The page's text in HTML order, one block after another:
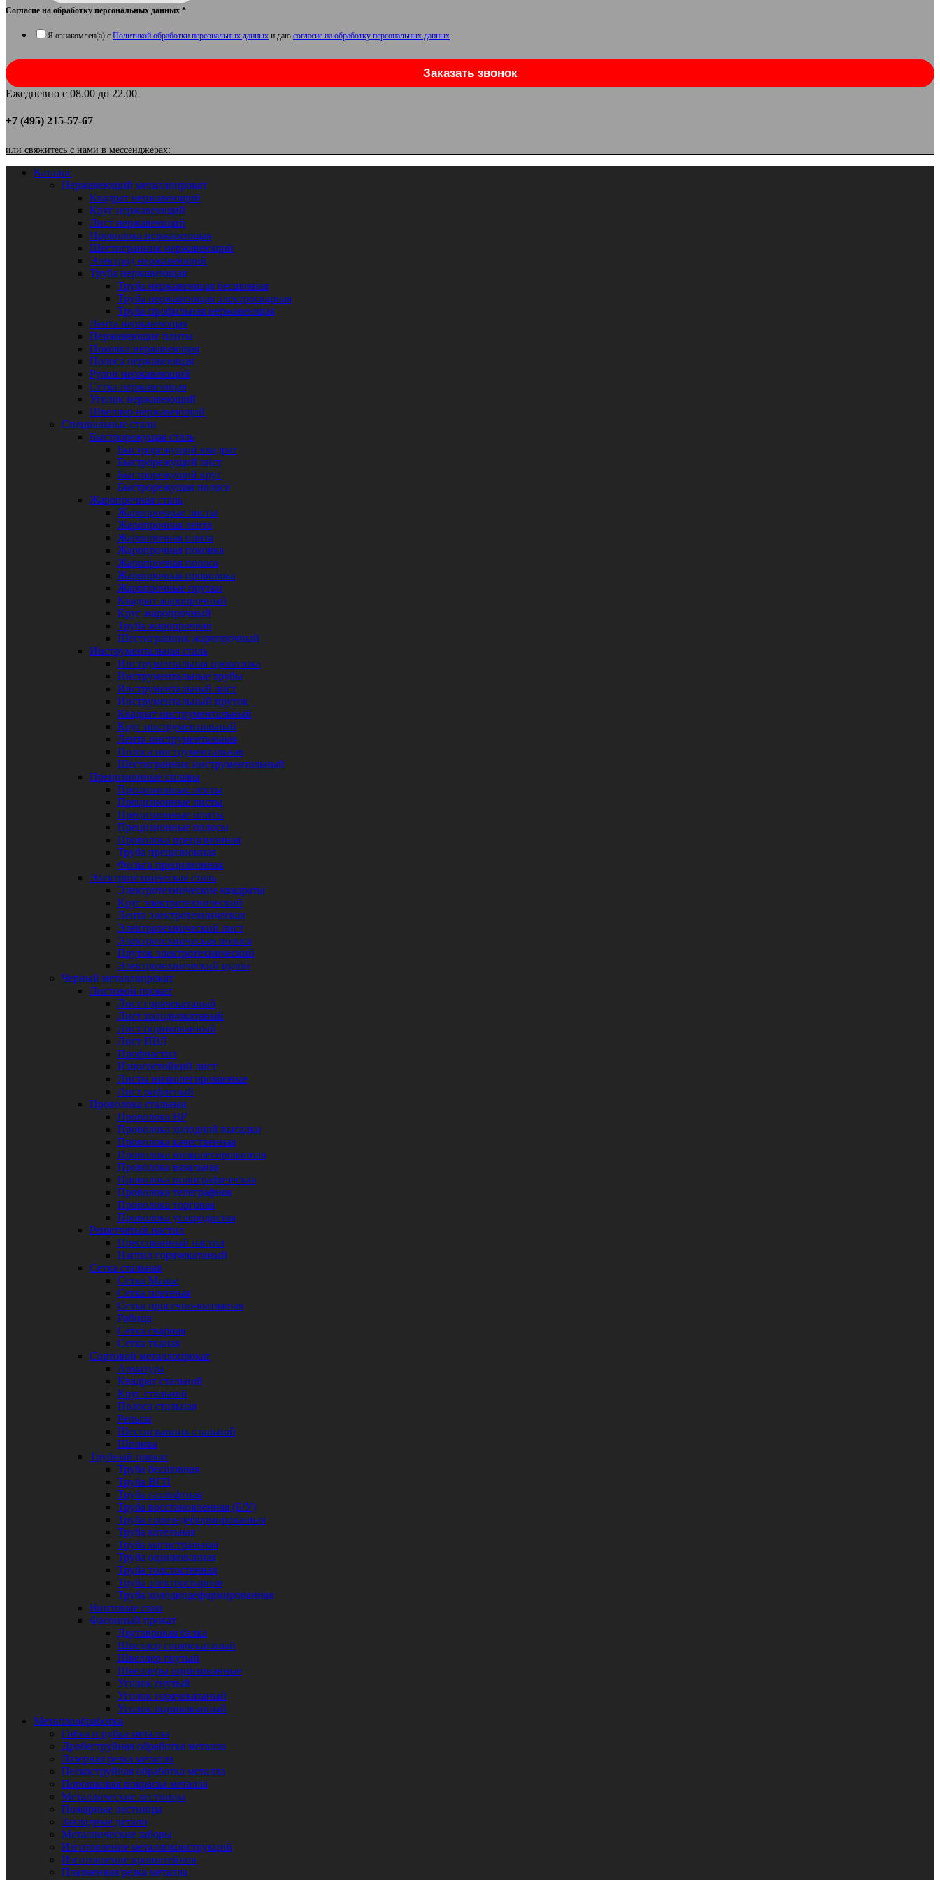
Согласие на обработку персональных данных *
Я ознакомлен(а) с Политикой обработки персональных данных и даю согласие на обработку персональных данных.
Заказать звонок
Ежедневно с 08.00 до 22.00
+7 (495) 215-57-67
или свяжитесь с нами в мессенджерах:
Каталог
Нержавеющий металлопрокат
Квадрат нержавеющий
Круг нержавеющий
Лист нержавеющий
Проволока нержавеющая
Шестигранник нержавеющий
Электрод нержавеющий
Труба нержавеющая
Труба нержавеющая бесшовная
Труба нержавеющая электросварная
Труба профильная нержавеющая
Лента нержавеющая
Нержавеющие плиты
Поковка нержавеющая
Полоса нержавеющая
Рулон нержавеющий
Сетка нержавеющая
Уголок нержавеющий
Швеллер нержавеющий
Специальные стали
Быстрорежущая сталь
Быстрорежущий квадрат
Быстрорежущий лист
Быстрорежущий круг
Быстрорежущая полоса
Жаропрочная сталь
Жаропрочные листы
Жаропрочная лента
Жаропрочная плита
Жаропрочная поковка
Жаропрочная полоса
Жаропрочная проволока
Жаропрочные прутки
Квадрат жаропрочный
Круг жаропрочный
Труба жаропрочная
Шестигранник жаропрочный
Инструментальная сталь
Инструментальная проволока
Инструментальные трубы
Инструментальный лист
Инструментальный пруток
Квадрат инструментальный
Круг инструментальный
Лента инструментальная
Полоса инструментальная
Шестигранник инструментальный
Прецизионные сплавы
Прецизионные ленты
Прецизионные листы
Прецизионные плиты
Прецизионные полосы
Проволока прецизионная
Труба прецизионная
Фольга прецизионная
Электротехническая сталь
Электротехнические квадраты
Круг электротехнический
Лента электротехническая
Электротехнический лист
Электротехническая полоса
Пруток электротехнический
Электротехнический рулон
Черный металлопрокат
Листовой прокат
Лист горячекатаный
Лист холоднокатаный
Лист оцинкованный
Лист ПВЛ
Профнастил
Износостойкий лист
Листы низколегированные
Лист рифленый
Проволока стальная
Проволока ВР
Проволока холодной высадки
Проволока качественная
Проволока низколегированная
Проволока вязальная
Проволока полиграфическая
Проволока телеграфная
Проволока торговая
Проволока углеродистая
Решетчатый настил
Прессованный настил
Настил горячекатаный
Сетка стальная
Сетка Манье
Сетка плетеная
Сетка просечно-вытяжная
Рабица
Сетка сварная
Сетка тканая
Сортовой металлопрокат
Арматура
Квадрат стальной
Круг стальной
Полоса стальная
Рельсы
Шестигранник стальной
Шпонка
Трубный прокат
Труба бесшовная
Труба ВГП
Труба газлифтная
Труба восстановленная (Б/У)
Труба горячедеформированная
Труба котельная
Труба магистральная
Труба оцинкованная
Труба толстостенная
Труба электросварная
Труба холоднодеформированная
Винтовые сваи
Фасонный прокат
Двутавровая балка
Швеллер горячекатаный
Швеллер гнутый
Швеллеры оцинкованные
Уголок гнутый
Уголок горячекатаный
Уголок оцинкованный
Металлообработка
Гибка и рубка металла
Дробеструйная обработка металла
Лазерная резка металла
Пескоструйная обработка металла
Порошковая покраска металла
Металлические лестницы
Пожарные лестницы
Закладные детали
Металлические заборы
Изготовление металлоконструкций
Изготовление кронштейнов
Плазменная резка металла